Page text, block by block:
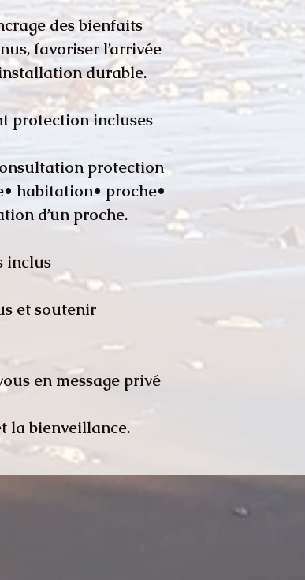
des bienfaits
favoriser l’arrivée
durable.
protection incluses
protection
habitation• proche•
d’un proche.
inclus
et soutenir
en message privé
la bienveillance.